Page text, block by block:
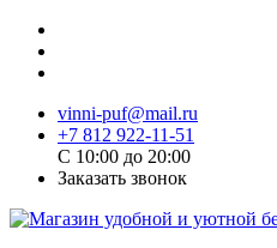
vinni-puf@mail.ru
+7 812 922-11-51
C 10:00 до 20:00
Заказать звонок